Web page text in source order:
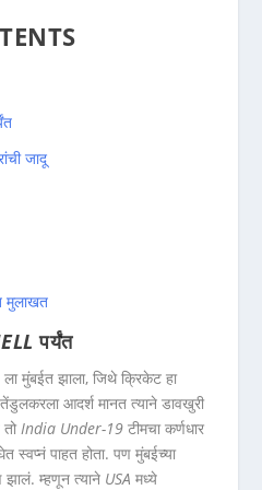
जादू
मुलाखत
पर्यंत
मुंबईत झाला, जिथे क्रिकेट हा
आदर्श मानत त्याने डावखुरी
तोIndia Under-19 टीमचा कर्णधार
स्वप्नं पाहत होता. पण मुंबईच्या
झालं. म्हणून त्याने USA मध्ये